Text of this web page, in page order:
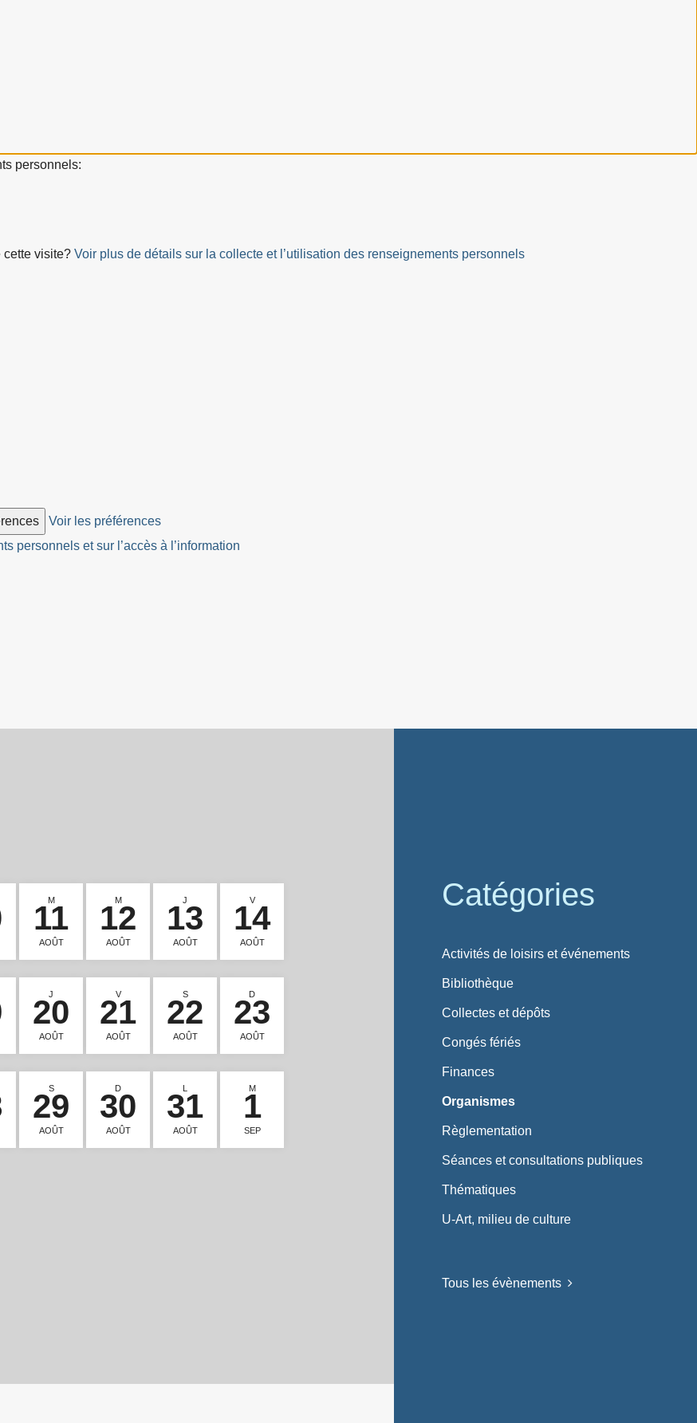
personnels:
cette visite? Voir plus de détails sur la collecte et l’utilisation des renseignements personnels
Voir les préférences
personnels et sur l’accès à l’information
M
11
AOÛT
M
12
AOÛT
J
13
AOÛT
V
14
AOÛT
J
20
AOÛT
V
21
AOÛT
S
22
AOÛT
D
23
AOÛT
S
29
AOÛT
D
30
AOÛT
L
31
AOÛT
M
1
SEP
Catégories
Activités de loisirs et événements
Bibliothèque
Collectes et dépôts
Congés fériés
Finances
Organismes
Règlementation
Séances et consultations publiques
Thématiques
U-Art, milieu de culture
Tous les évènements